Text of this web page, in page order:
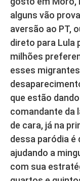
alguns vão
aversão ao PT,
direto para Lula
milhões
esses
que estão
comandante da
de cara, já na
dessa paródia é
ajudando a
com sua